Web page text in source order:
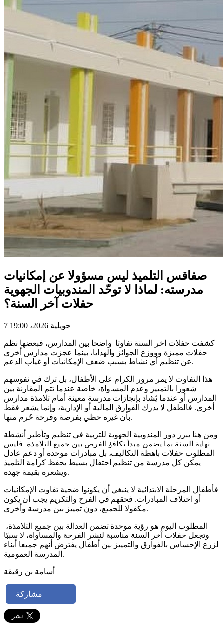
صفاقس التلميذ ليس مسؤولا عن إمكانيات
مدرسته: لماذا لا توحّد المندوبيات الجهوية
حفلات آخر السنة؟
7 جويلية 2026، 19:00
كشفت حفلات اخر السنة تفاوتا واضحا بين المدارس، فبعضها نظم
حفلات مميزة وووزع الجوائز والهدايا، بينما عجزت مدارس أخرى
عن تنظيم أي نشاط بسبب ضعف الإمكانيات أو غياب الدعم.
هذا التفاوت لا يمر مرور الكرام على الأطفال، بل ترك في نفوسهم
شعورا بالتمييز وعدم المساواة، خاصة عندما تتم المقارنة بين
المدارس أو عندما يُشاد بإنجازات مدرسة معينة أمام تلامذة مدارس
أخرى. فالطفل لا يدرك الفوارق المالية أو الإدارية، وإنما يشعر فقط
بأن غيره حظي بفرصة وفرحة حُرم منها.
ومن هنا يبرز دور المندوبية الجهوية للتربية في تنظيم وتأطير أنشطة
نهاية السنة بما يضمن مبدأ تكافؤ الفرص بين جميع التلامذة. فليس
المطلوب حفلات باهظة التكاليف، بل مبادرات موحدة أو دعم عادل
يمكن كل مدرسة من تنظيم احتفال بسيط يحفظ كرامة التلميذ
ويشعره بقيمة جهده.
فأطفال المرحلة الابتدائية لا ينبغي أن يكونوا ضحية تفاوت الإمكانيات
أو اختلاف المبادرات. فحقهم في الفرح والتكريم يجب أن يكون
مكفولا للجميع، دون تمييز بين مدرسة وأخرى.
وتجعل حفلات آخر السنة مناسبة لنشر الفرحة والمساواة، لا سببًا
لزرع الإحساس بالفوارق والتمييز بين أطفال يفترض أنهم جميعا أبناء
المدرسة العمومية.
أسامة بن رقيقة
مشاركة